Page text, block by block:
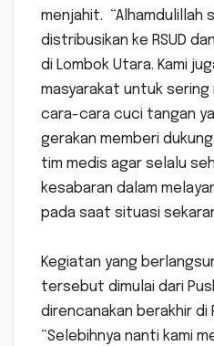
menjahit. “Alhamdulillah
distribusikan ke RSUD
di Lombok Utara. Kami
masyarakat untuk
cara-cara cuci tangan
gerakan memberi
tim medis agar selalu
kesabaran dalam
pada saat situasi
Kegiatan yang
tersebut dimulai dari
direncanakan berakhir di
“Selebihnya nanti kami